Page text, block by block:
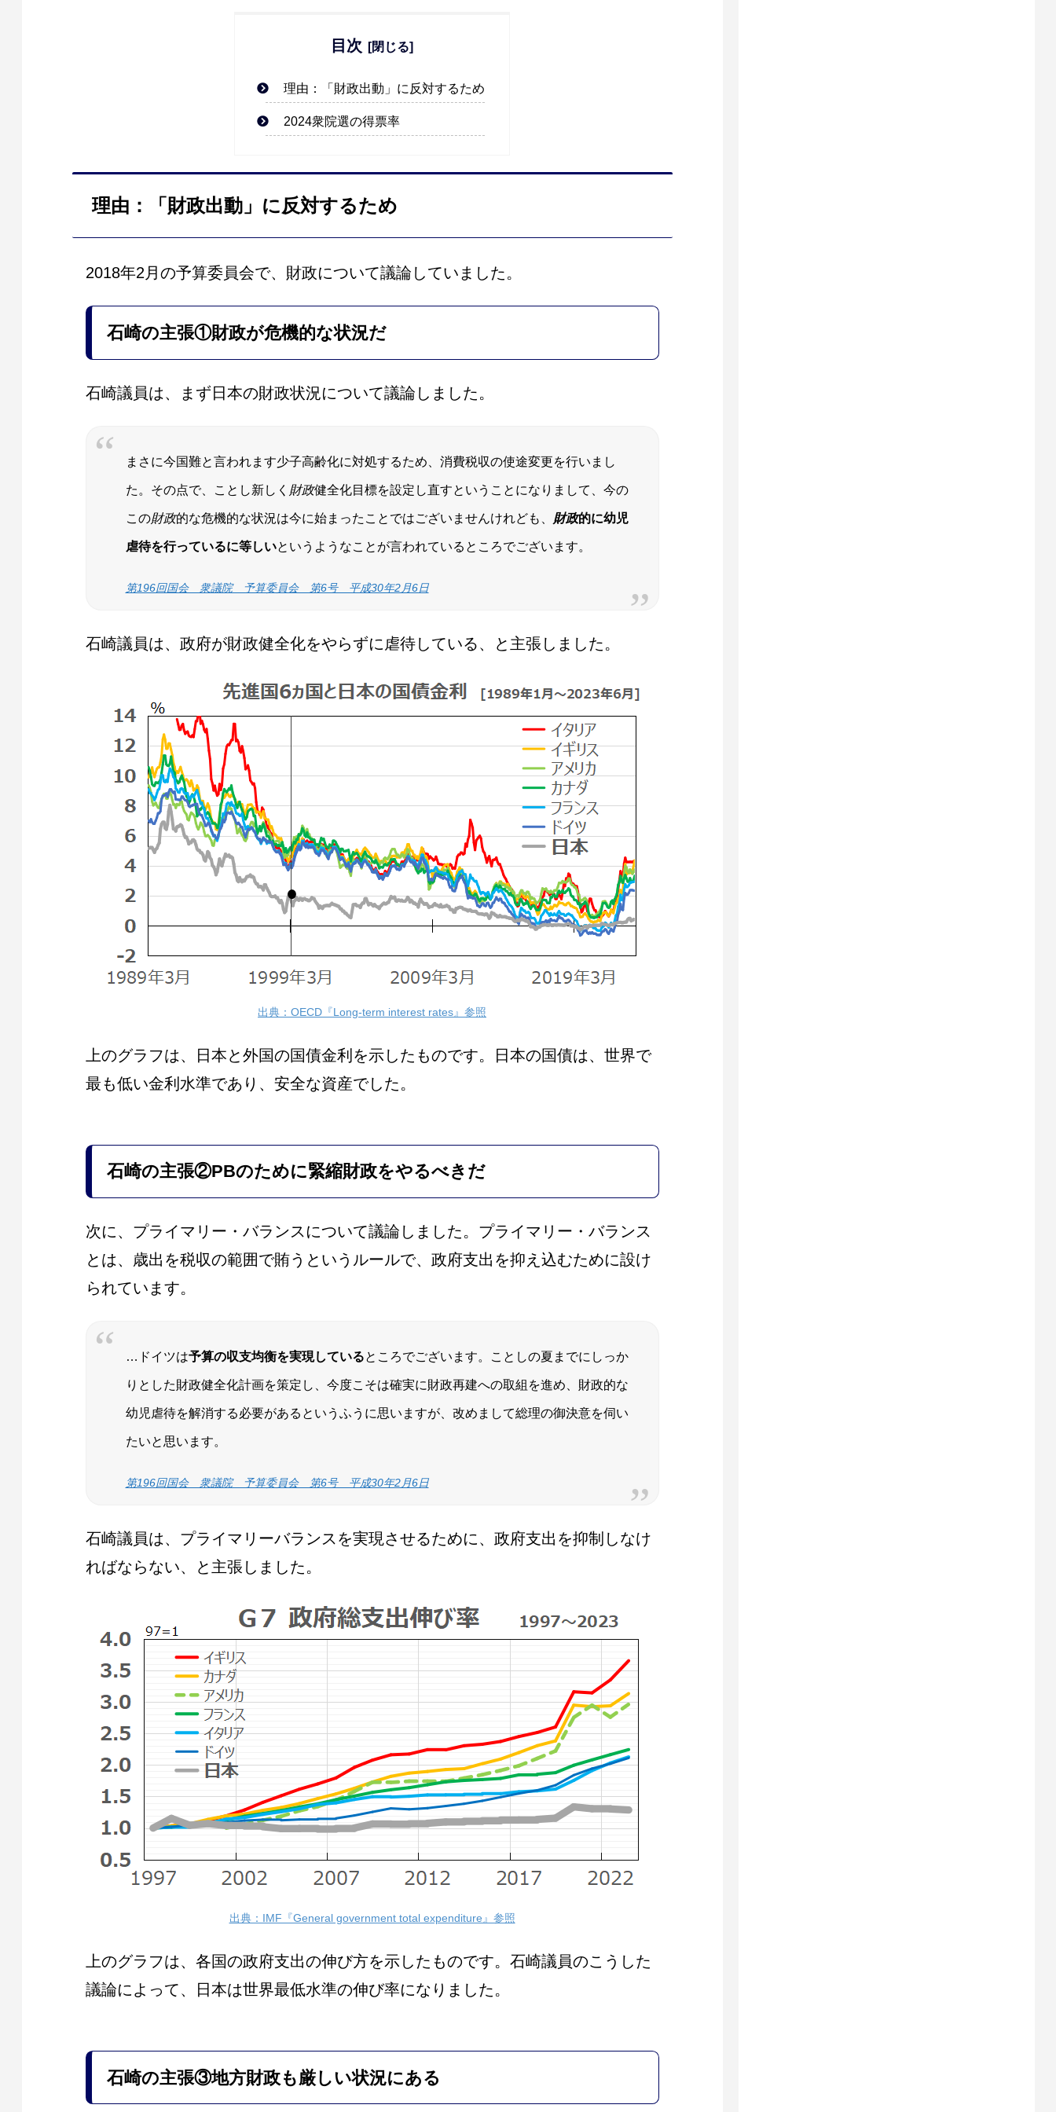
目次
理由：「財政出動」に反対するため
2024衆院選の得票率
理由：「財政出動」に反対するため
2018年2月の予算委員会で、財政について議論していました。
石崎の主張①財政が危機的な状況だ
石崎議員は、まず日本の財政状況について議論しました。
まさに今国難と言われます少子高齢化に対処するため、消費税収の使途変更を行いまし
た。その点で、ことし新しく 財政健全化目標を設定し直すということになりまして、今の
この財政的な危機的な状況は今に始まったことではございませんけれども、 財政的に幼児
虐待を行っているに等しいというようなことが言われているところでございます。
第196回国会 衆議院 予算委員会 第6号 平成30年2月6日
石崎議員は、政府が財政健全化をやらずに虐待している、と主張しました。
出典：OECD『Long-term interest rates』参照
上のグラフは、日本と外国の国債金利を示したものです。日本の国債は、世界で
最も低い金利水準であり、安全な資産でした。
石崎の主張②PBのために緊縮財政をやるべきだ
次に、プライマリー・バランスについて議論しました。プライマリー・バランス
とは、歳出を税収の範囲で賄うというルールで、政府支出を抑え込むために設け
られています。
…ドイツは予算の収支均衡を実現しているところでございます。ことしの夏までにしっか
りとした財政健全化計画を策定し、今度こそは確実に財政再建への取組を進め、財政的な
幼児虐待を解消する必要があるというふうに思いますが、改めまして総理の御決意を伺い
たいと思います。
第196回国会 衆議院 予算委員会 第6号 平成30年2月6日
石崎議員は、プライマリーバランスを実現させるために、政府支出を抑制しなけ
ればならない、と主張しました。
出典：IMF『General government total expenditure』参照
上のグラフは、各国の政府支出の伸び方を示したものです。石崎議員のこうした
議論によって、日本は世界最低水準の伸び率になりました。
石崎の主張③地方財政も厳しい状況にある